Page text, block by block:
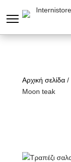
Αρχική σελίδα/
Moon teak